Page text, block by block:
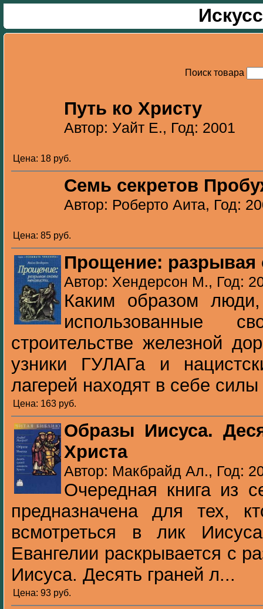
Поиск товара
Путь ко Христу
Автор: Уайт Е., Год: 2001
Цена: 18 pуб.
Семь секретов
Автор: Роберто Аита, Год:
Цена: 85 pуб.
Прощение: разрывая
Автор: Хендерсон М., Год:
Каким образом
использованные
строительстве железной
узники ГУЛАГа и
лагерей находят в себе силы
Цена: 163 pуб.
Образы Иисуса.
Христа
Автор: Макбрайд Ал., Год:
Очередная книга из
предназначена для тех,
всмотреться в лик
Евангелии раскрывается с
Иисуса. Десять граней л...
Цена: 93 pуб.